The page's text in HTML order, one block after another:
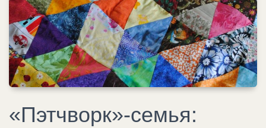
«Пэтчворк»-семья: